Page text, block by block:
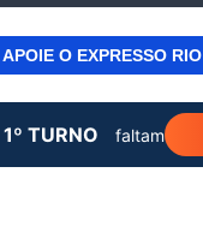
APOIE O EXPRESSO RIO
1º TURNO faltam